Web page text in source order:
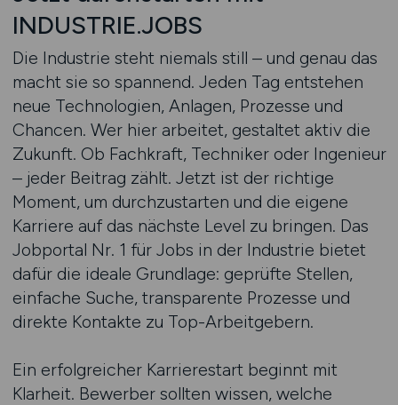
INDUSTRIE.JOBS
Die Industrie steht niemals still – und genau das
macht sie so spannend. Jeden Tag entstehen
neue Technologien, Anlagen, Prozesse und
Chancen. Wer hier arbeitet, gestaltet aktiv die
Zukunft. Ob Fachkraft, Techniker oder Ingenieur
– jeder Beitrag zählt. Jetzt ist der richtige
Moment, um durchzustarten und die eigene
Karriere auf das nächste Level zu bringen. Das
Jobportal Nr. 1 für Jobs in der Industrie bietet
dafür die ideale Grundlage: geprüfte Stellen,
einfache Suche, transparente Prozesse und
direkte Kontakte zu Top-Arbeitgebern.
Ein erfolgreicher Karrierestart beginnt mit
Klarheit. Bewerber sollten wissen, welche